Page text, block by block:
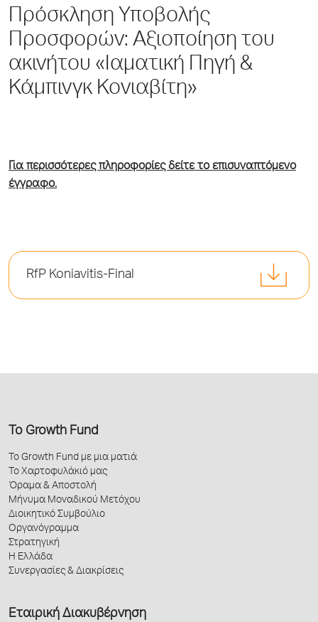
Πρόσκληση Υποβολής
Προσφορών: Αξιοποίηση του
ακινήτου «Ιαματική Πηγή &
Κάμπινγκ Κονιαβίτη»
Για περισσότερες πληροφορίες δείτε το επισυναπτόμενο
έγγραφο.
RfP Koniavitis-Final
Το Growth Fund
Το Growth Fund με μια ματιά
Το Χαρτοφυλάκιό μας
Όραμα & Αποστολή
Μήνυμα Μοναδικού Μετόχου
Διοικητικό Συμβούλιο
Οργανόγραμμα
Στρατηγική
Η Ελλάδα
Συνεργασίες & Διακρίσεις
Εταιρική Διακυβέρνηση